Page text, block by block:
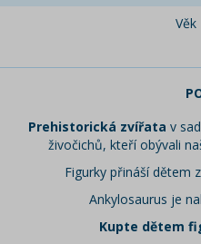
Věk
Prehistorická zvířata v
živočichů, kteří obývali
Figurky přináší dětem
Ankylosaurus je
Kupte dětem